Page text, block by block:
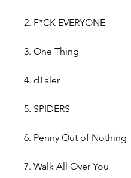
2. F*CK EVERYONE
3. One Thing
4. d£aler
5. SPIDERS
6. Penny Out of Nothing
7. Walk All Over You